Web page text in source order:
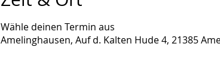
Wähle deinen Termin aus
Amelinghausen, Auf d. Kalten Hude 4, 21385